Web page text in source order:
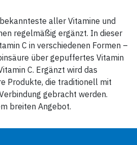
aller Vitamine und
regelmäßig ergänzt. In dieser
C in verschiedenen Formen –
über gepuffertes Vitamin
C. Ergänzt wird das
Produkte, die traditionell mit
gebracht werden.
breiten Angebot.